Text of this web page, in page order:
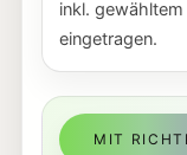
inkl.
eingetragen.
MIT